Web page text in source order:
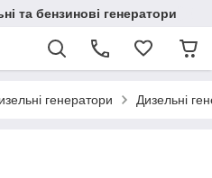
та бензинові генератори
генератори Дизельні